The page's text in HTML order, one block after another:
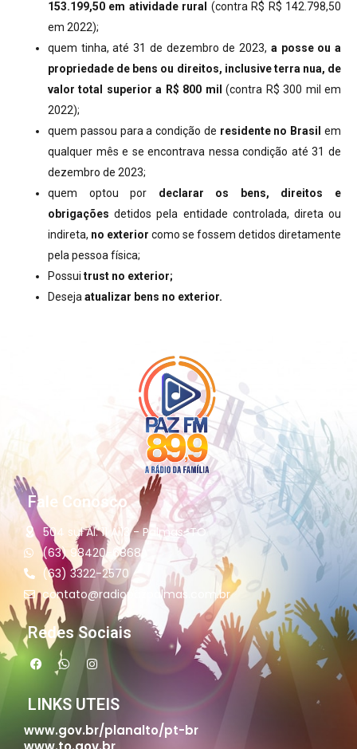
153.199,50 em atividade rural
(contra R$ R$ 142.798,50
em 2022);
quem tinha, até 31 de dezembro de 2023, a posse ou a
propriedade de bens ou direitos, inclusive terra nua, de
valor total superior a R$ 800 mil (contra R$ 300 mil em
2022);
quem passou para a condição de residente no Brasilem
qualquer mês e se encontrava nessa condição até 31 de
dezembro de 2023;
quem optou por declarar os bens, direitos e
obrigações detidos pela entidade controlada, direta ou
indireta, no exterior como se fossem detidos diretamente
pela pessoa física;
Possui trust no exterior;
Deseja atualizar bens no exterior.
Fale Conosco
504 sul Al. 11 Ai13 - Palmas-TO
(63) 98420-6868
(63) 3322-2570
contato@radiopazpalmas.com.br
Redes Sociais
LINKS UTEIS
www.gov.br/planalto/pt-br